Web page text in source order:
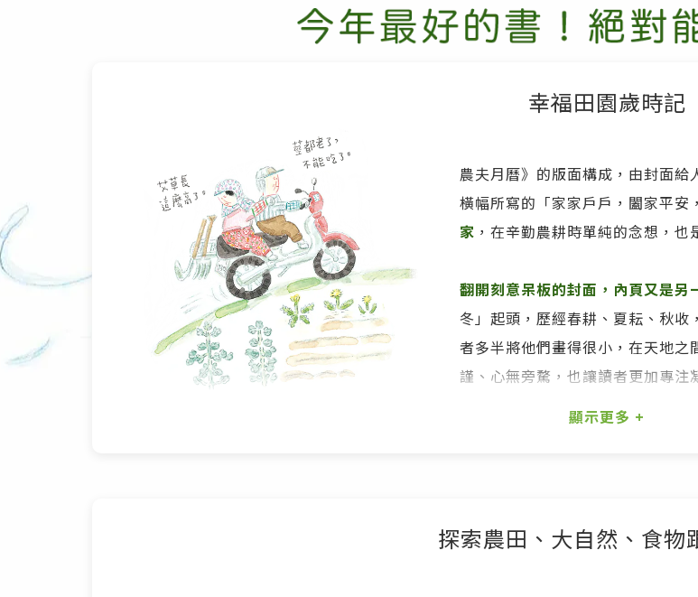
幸福田園歲時記
農夫月曆》的版面構成，由封面
橫幅所寫的「家家戶戶，闔家平安
家 ，在辛勤農耕時單純的念想，也
翻開刻意呆板的封面，內頁又是另
冬」起頭，歷經春耕、夏耘、秋
者多半將他們畫得很小，在天地
謹、心無旁騖，也讓讀者更加專注
我第一次讀這本書時，只是看圖，很快就沉浸到書中，但眼窩卻猝不及防的濕熱起來
探索農田、大自然、食物